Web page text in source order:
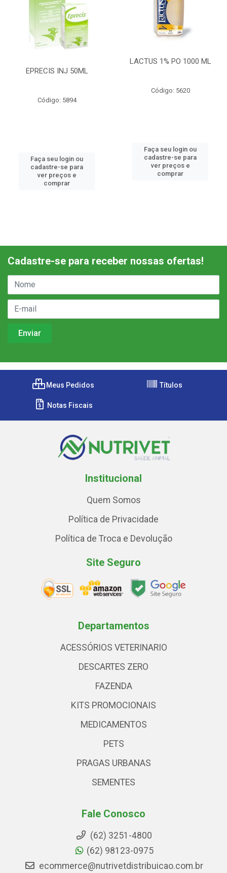
EPRECIS INJ 50ML
Código: 5894
Faça seu login ou
cadastre-se para
ver preços e
comprar
LACTUS 1% PO 1000 ML
Código: 5620
Faça seu login ou
cadastre-se para
ver preços e
comprar
Cadastre-se para receber nossas ofertas!
Meus Pedidos Títulos
Notas Fiscais
Institucional
Quem Somos
Política de Privacidade
Política de Troca e Devolução
Site Seguro
Departamentos
ACESSÓRIOS VETERINARIO
DESCARTES ZERO
FAZENDA
KITS PROMOCIONAIS
MEDICAMENTOS
PETS
PRAGAS URBANAS
SEMENTES
Fale Conosco
(62) 3251-4800
(62) 98123-0975
ecommerce@nutrivetdistribuicao.com.br